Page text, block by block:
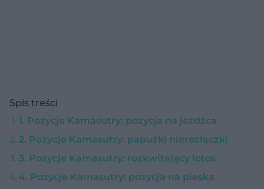
Spis treści
1. Pozycje Kamasutry: pozycja na jeźdźca
2. Pozycje Kamasutry: papużki nierozłączki
3. Pozycje Kamasutry: rozkwitający lotos
4. Pozycje Kamasutry: pozycja na pieska